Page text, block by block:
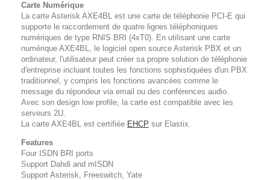
Carte Numérique
La carte Asterisk AXE4BL est une carte de téléphonie PCI-E qui
supporte le raccordement de quatre lignes téléphoniques
numériques de type RNIS BRI (4xT0). En utilisant une carte
numérique AXE4BL, le logiciel open source Asterisk PBX et un
ordinateur, l'utilisateur peut créer sa propre solution de téléphonie
d'entreprise incluant toutes les fonctions sophistiquées d'un PBX
traditionnel, y compris les fonctions avancées comme le
message du répondeur via email ou des conférences audio.
Avec son design low profile, la carte est compatible avec les
serveurs 2U.
La carte AXE4BL est certifiée EHCP sur Elastix.
Features
Four ISDN BRI ports
Support Dahdi and mISDN
Support Asterisk, Freeswitch, Yate